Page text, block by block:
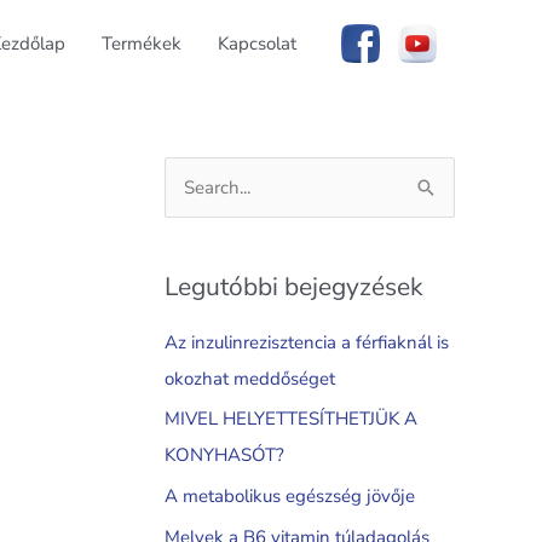
Termékek Kapcsolat
r
c
h
f
o
Legutóbbi bejegyzések
Az inzulinrezisztencia a férfiaknál is
okozhat meddőséget
MIVEL HELYETTESÍTHETJÜK A
KONYHASÓT?
A metabolikus egészség jövője
Melyek a B6 vitamin túladagolás